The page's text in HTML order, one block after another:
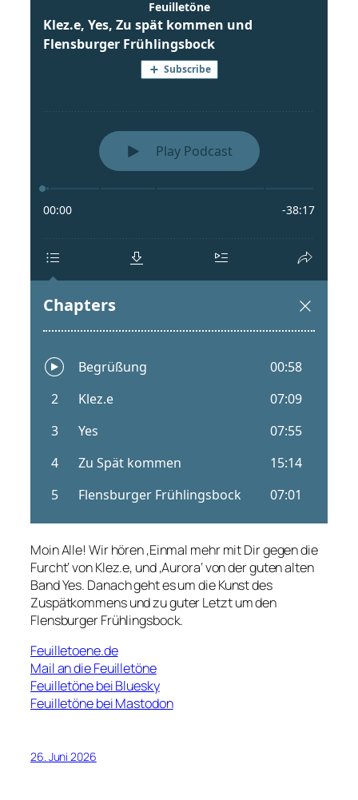
Moin Alle! Wir hören ‚Einmal mehr mit Dir gegen die
Furcht‘ von Klez.e, und ‚Aurora‘ von der guten alten
Band Yes. Danach geht es um die Kunst des
Zuspätkommens und zu guter Letzt um den
Flensburger Frühlingsbock.
Feuilletoene.de
Mail an die Feuilletöne
Feuilletöne bei Bluesky
Feuilletöne bei Mastodon
26. Juni 2026